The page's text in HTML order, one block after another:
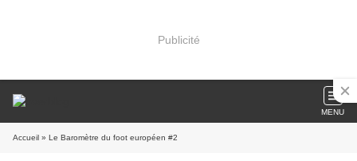
Publicité
MENU
Accueil » Le Baromètre du foot européen #2